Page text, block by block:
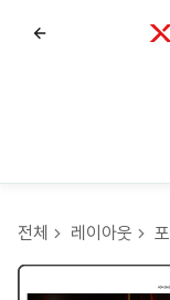
전체 레이아웃